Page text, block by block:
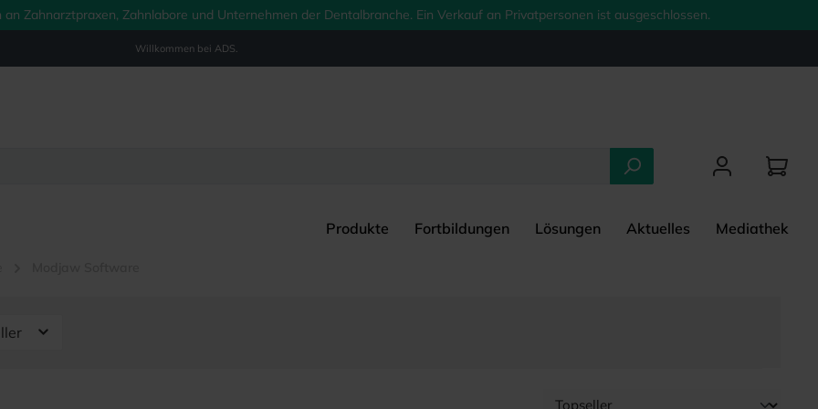
Zahnarztpraxen, Zahnlabore und Unternehmen der Dentalbranche. Ein Verkauf an Privatpersonen ist ausgeschlossen.
Willkommen bei ADS.
Produkte Fortbildungen Lösungen Aktuelles Mediathek